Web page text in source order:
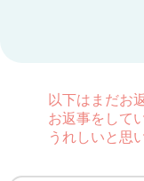
以下はまだお
お返事をして
うれしいと思